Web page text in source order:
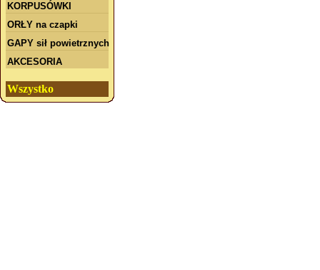
KORPUSÓWKI
ORŁY na czapki
GAPY sił powietrznych
AKCESORIA
Wszystko